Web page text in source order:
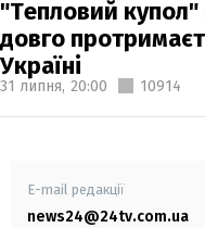
"Тепловий купол"
довго
Україні
31 липня, 20:00 10914
E-mail редакції
news24@24tv.com.ua